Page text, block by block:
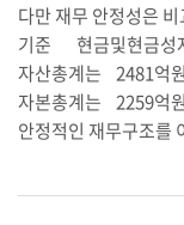
다만 재무 안정성은
기준 현금및현금
자산총계는 2481
자본총계는 2259
안정적인 재무구조를